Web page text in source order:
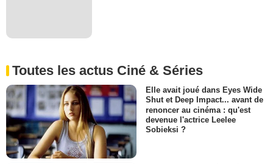
Toutes les actus Ciné & Séries
Elle avait joué dans Eyes Wide
Shut et Deep Impact... avant de
renoncer au cinéma : qu'est
devenue l'actrice Leelee
Sobieksi ?